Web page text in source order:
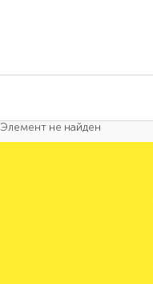
Элемент не найден